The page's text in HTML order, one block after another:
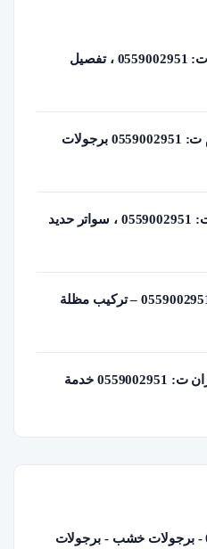
تركيب مظلات قماش الدمام ت: 0559002951 ، تفصيل
تركيب برجولات خشب الدمام ت: 0559002951 برجولات
تركيب سواتر حديد الظهران ت: 0559002951 ، سواتر حديد
مظلات خرانات القطيف ت: 0559002951 – تركيب مظلة
مظلات جلسات خارجية الظهران ت: 0559002951 خدمة
برجولات الدمام 0559002951 - برجولات خشب - برجولات